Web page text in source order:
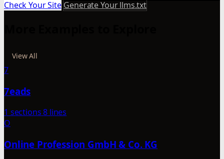
Check Your Site Generate Your llms.txt
View All
7
7eads
1 sections8 lines
O
Online Profession GmbH & Co. KG